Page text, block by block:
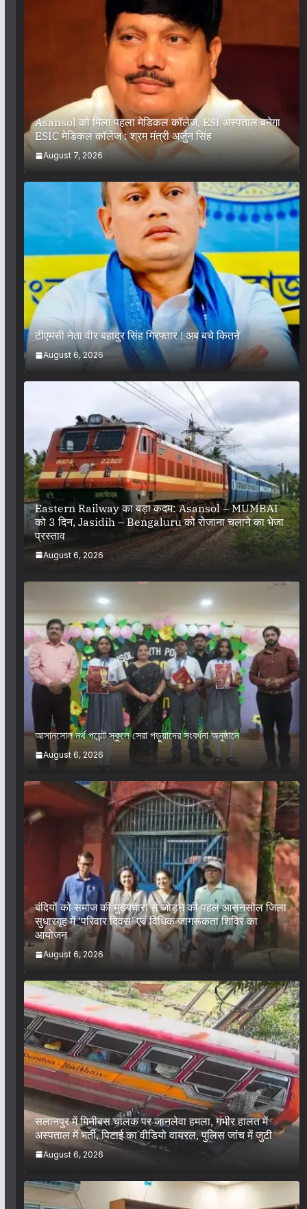
Asansol को मिला पहला मेडिकल कॉलेज, ESI अस्पताल बनेगा
ESIC मेडिकल कॉलेज : श्रम मंत्री अर्जुन सिंह
August 7, 2026
टीएमसी नेता वीर बहादुर सिंह गिरफ्तार ! अब बचे कितने
August 6, 2026
Eastern Railway का बड़ा कदम: Asansol – MUMBAI
को 3 दिन, Jasidih – Bengaluru को रोजाना चलाने का भेजा
प्रस्ताव
August 6, 2026
আসানসোল নর্থ পয়েন্ট স্কুলে সেরা পড়ুয়াদের সংবর্ধনা অনুষ্ঠানে
August 6, 2026
बंदियों को समाज की मुख्यधारा से जोड़ने की पहल आसनसोल जिला
सुधारगृह में ‘परिवार दिवस’ एवं विधिक जागरूकता शिविर का
आयोजन
August 6, 2026
सलानपुर में मिनीबस चालक पर जानलेवा हमला, गंभीर हालत में
अस्पताल में भर्ती, पिटाई का वीडियो वायरल, पुलिस जांच में जुटी
August 6, 2026